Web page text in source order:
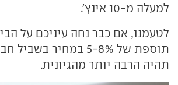
למעלה מ-10 אינץ'.
לטעמנו, אם כבר נחה עיניכם על
תוספת של 5-8% במחיר
תהיה הרבה יותר מהגיונית.